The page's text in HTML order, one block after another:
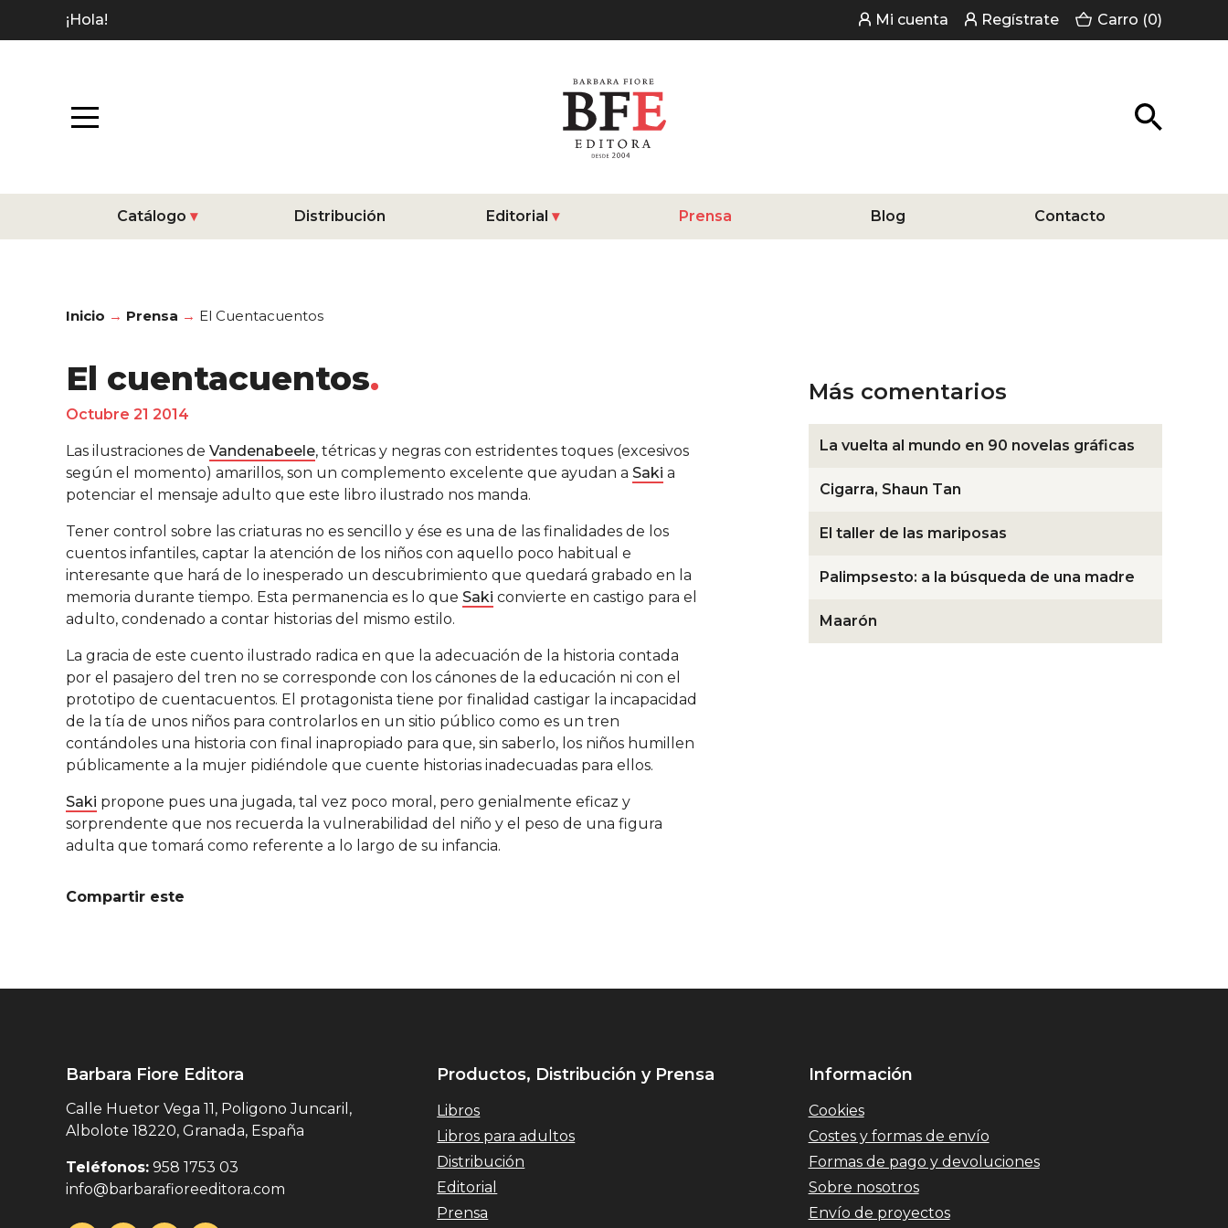
¡Hola! Mi cuenta Regístrate Carro (0)
Catálogo Distribución Editorial Prensa Blog Contacto
Inicio Prensa El Cuentacuentos
El cuentacuentos
Octubre 21 2014
Las ilustraciones de Vandenabeele, tétricas y negras con estridentes toques (excesivos
según el momento) amarillos, son un complemento excelente que ayudan a Saki a
potenciar el mensaje adulto que este libro ilustrado nos manda.
Tener control sobre las criaturas no es sencillo y ése es una de las finalidades de los
cuentos infantiles, captar la atención de los niños con aquello poco habitual e
interesante que hará de lo inesperado un descubrimiento que quedará grabado en la
memoria durante tiempo. Esta permanencia es lo que Saki convierte en castigo para el
adulto, condenado a contar historias del mismo estilo.
La gracia de este cuento ilustrado radica en que la adecuación de la historia contada
por el pasajero del tren no se corresponde con los cánones de la educación ni con el
prototipo de cuentacuentos. El protagonista tiene por finalidad castigar la incapacidad
de la tía de unos niños para controlarlos en un sitio público como es un tren
contándoles una historia con final inapropiado para que, sin saberlo, los niños humillen
públicamente a la mujer pidiéndole que cuente historias inadecuadas para ellos.
Saki propone pues una jugada, tal vez poco moral, pero genialmente eficaz y
sorprendente que nos recuerda la vulnerabilidad del niño y el peso de una figura
adulta que tomará como referente a lo largo de su infancia.
Compartir este
Más comentarios
La vuelta al mundo en 90 novelas gráficas
Cigarra, Shaun Tan
El taller de las mariposas
Palimpsesto: a la búsqueda de una madre
Maarón
Barbara Fiore Editora
Calle Huetor Vega 11, Poligono Juncaril,
Albolote 18220, Granada, España
Teléfonos: 958 1753 03
info@barbarafioreeditora.com
Productos, Distribución y Prensa
Libros
Libros para adultos
Distribución
Editorial
Prensa
Información
Cookies
Costes y formas de envío
Formas de pago y devoluciones
Sobre nosotros
Envío de proyectos